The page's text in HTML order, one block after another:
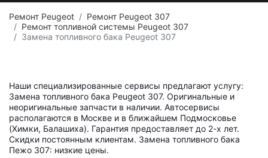
Ремонт Peugeot
Ремонт Peugeot 307
Ремонт топливной системы Peugeot 307
Замена топливного бака Peugeot 307
Наши специализированные сервисы предлагают услугу:
Замена топливного бака Peugeot 307. Оригинальные и
неоригинальные запчасти в наличии. Автосервисы
располагаются в Москве и в ближайшем Подмосковье
(Химки, Балашиха). Гарантия предоставляет до 2-х лет.
Скидки постоянным клиентам. Замена топливного бака
Пежо 307: низкие цены.